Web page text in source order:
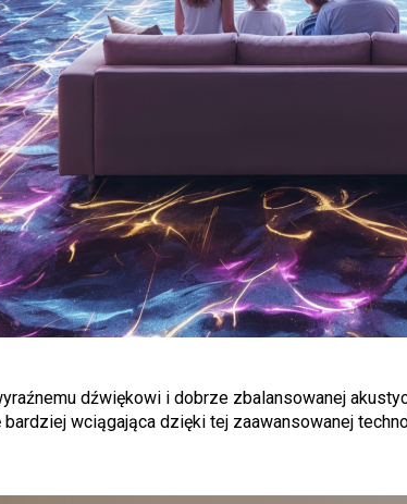
dźwiękowi i dobrze zbalansowanej
wciągająca dzięki tej zaawansowanej